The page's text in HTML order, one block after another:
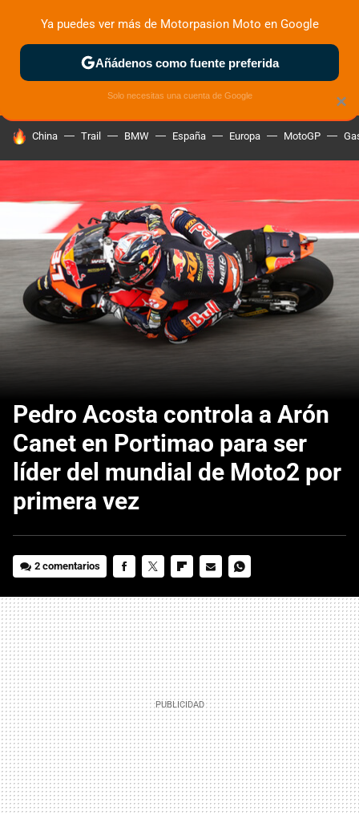
ZONA DE PRUEBAS DEPORTIVAS MOTOS ELÉCTRICAS
HOY SE HABLA DE
China Trail BMW España Europa MotoGP
Pedro Acosta controla a Arón
Canet en Portimao para ser
líder del mundial de Moto2 por
primera vez
2 comentarios
MAIL
×
Ya puedes ver más de Motorpasion Moto en Google
Añádenos como fuente preferida
Solo necesitas una cuenta de Google